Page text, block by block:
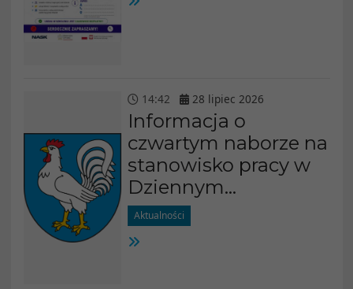
14:42 28 lipiec 2026
Informacja o
czwartym naborze na
stanowisko pracy w
Dziennym...
Aktualności